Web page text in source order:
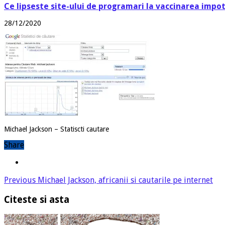
Ce lipseste site-ului de programari la vaccinarea
28/12/2020
Michael Jackson – Statiscti cautare
Share
Previous Michael Jackson, africanii si cautarile pe internet
Citeste si asta